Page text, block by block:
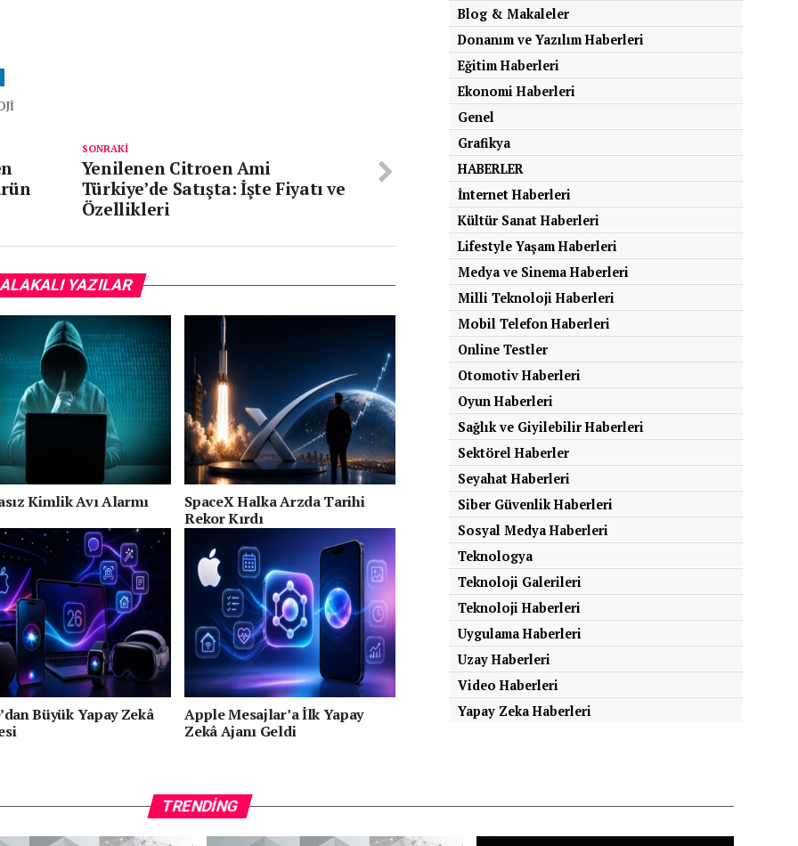
SONRAKI
Yenilenen Citroen Ami
Türkiye’de Satışta: İşte Fiyatı ve
Özellikleri
YAZILAR
Kimlik Avı Alarmı
SpaceX Halka Arzda Tarihi
Rekor Kırdı
Büyük Yapay Zekâ
Apple Mesajlar’a İlk Yapay
Zekâ Ajanı Geldi
Blog & Makaleler
Donanım ve Yazılım Haberleri
Eğitim Haberleri
Ekonomi Haberleri
Genel
Grafikya
HABERLER
İnternet Haberleri
Kültür Sanat Haberleri
Lifestyle Yaşam Haberleri
Medya ve Sinema Haberleri
Milli Teknoloji Haberleri
Mobil Telefon Haberleri
Online Testler
Otomotiv Haberleri
Oyun Haberleri
Sağlık ve Giyilebilir Haberleri
Sektörel Haberler
Seyahat Haberleri
Siber Güvenlik Haberleri
Sosyal Medya Haberleri
Teknologya
Teknoloji Galerileri
Teknoloji Haberleri
Uygulama Haberleri
Uzay Haberleri
Video Haberleri
Yapay Zeka Haberleri
TRENDING